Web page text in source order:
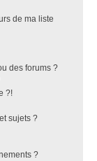
de ma liste
des forums ?
?!
sujets ?
?